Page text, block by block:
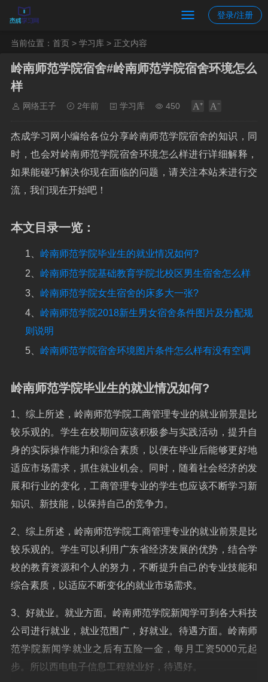
登录/注册
当前位置： 首页 > 学习库 > 正文内容
岭南师范学院宿舍#岭南师范学院宿舍环境怎么
样
网络王子 2年前 学习库 450
杰成学习网小编给各位分享岭南师范学院宿舍的知识，同
时，也会对岭南师范学院宿舍环境怎么样进行详细解释，
如果能碰巧解决你现在面临的问题，请关注本站来进行交
流，我们现在开始吧！
本文目录一览：
1、 岭南师范学院毕业生的就业情况如何?
2、 岭南师范学院基础教育学院北校区男生宿舍怎么样
3、 岭南师范学院女生宿舍的床多大一张?
4、 岭南师范学院2018新生男女宿舍条件图片及分配规
则说明
5、 岭南师范学院宿舍环境图片条件怎么样有没有空调
岭南师范学院毕业生的就业情况如何?
1、综上所述，岭南师范学院工商管理专业的就业前景是比
较乐观的。学生在校期间应该积极参与实践活动，提升自
身的实际操作能力和综合素质，以便在毕业后能够更好地
适应市场需求，抓住就业机会。同时，随着社会经济的发
展和行业的变化，工商管理专业的学生也应该不断学习新
知识、新技能，以保持自己的竞争力。
2、综上所述，岭南师范学院工商管理专业的就业前景是比
较乐观的。学生可以利用广东省经济发展的优势，结合学
校的教育资源和个人的努力，不断提升自己的专业技能和
综合素质，以适应不断变化的就业市场需求。
3、好就业。就业方面。岭南师范学院新闻学可到各大科技
公司进行就业，就业范围广，好就业。待遇方面。岭南师
范学院新闻学就业之后有五险一金，每月工资5000元起
步。所以西电电子信息工程就业好，待遇好。